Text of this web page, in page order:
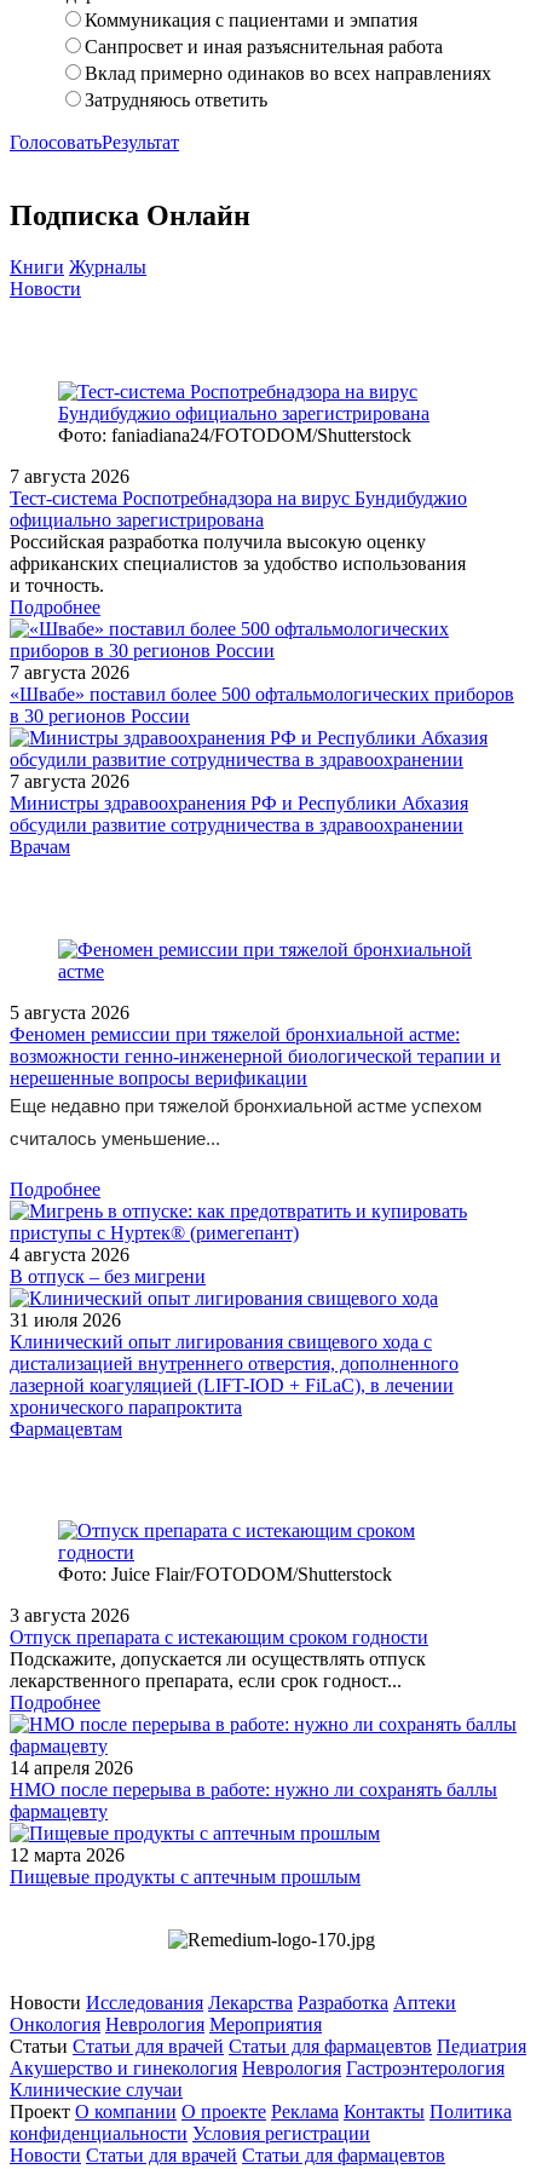
Коммуникация с пациентами и эмпатия
Санпросвет и иная разъяснительная работа
Вклад примерно одинаков во всех направлениях
Затрудняюсь ответить
ГолосоватьРезультат
Подписка Онлайн
Книги Журналы
Новости
Фото: faniadiana24/FOTODOM/Shutterstock
7 августа 2026
Тест‑система Роспотребнадзора на вирус Бундибуджио
официально зарегистрирована
Российская разработка получила высокую оценку
африканских специалистов за удобство использования
и точность.
Подробнее
7 августа 2026
«Швабе» поставил более 500 офтальмологических приборов
в 30 регионов России
7 августа 2026
Министры здравоохранения РФ и Республики Абхазия
обсудили развитие сотрудничества в здравоохранении
/doctor/pediatrics/Ostrye-respiratornye-virusnye-infektsii-u-detey/
Врачам
5 августа 2026
Феномен ремиссии при тяжелой бронхиальной астме:
возможности генно-инженерной биологической терапии и
нерешенные вопросы верификации
Еще недавно при тяжелой бронхиальной астме успехом
считалось уменьшение...
Подробнее
4 августа 2026
В отпуск – без мигрени
31 июля 2026
Клинический опыт лигирования свищевого хода с
дистализацией внутреннего отверстия, дополненного
лазерной коагуляцией (LIFT-IOD + FiLaC), в лечении
хронического парапроктита
Фармацевтам
Фото: Juice Flair/FOTODOM/Shutterstoсk
3 августа 2026
Отпуск препарата с истекающим сроком годности
Подскажите, допускается ли осуществлять отпуск
лекарственного препарата, если срок годност...
Подробнее
14 апреля 2026
НМО после перерыва в работе: нужно ли сохранять баллы
фармацевту
12 марта 2026
Пищевые продукты с аптечным прошлым
Новости Исследования Лекарства Разработка Аптеки
Онкология Неврология Мероприятия
Статьи Статьи для врачей Статьи для фармацевтов Педиатрия
Акушерство и гинекология Неврология Гастроэнтерология
Клинические случаи
Проект О компании О проекте Реклама Контакты Политика
конфиденциальности Условия регистрации
Новости Статьи для врачей Статьи для фармацевтов